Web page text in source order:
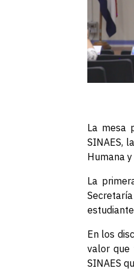
La mesa
SINAES,
Humana
La
En los
valor que
SINAES